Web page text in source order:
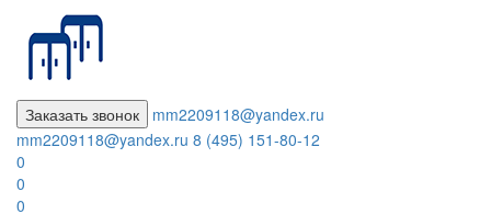
Заказать звонок
mm2209118@yandex.ru
mm2209118@yandex.ru 8 (495) 151-80-12
0
0
0